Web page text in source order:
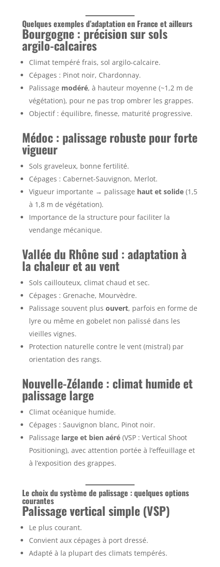
Quelques exemples d’adaptation en France et ailleurs
Bourgogne : précision sur sols
argilo-calcaires
Climat tempéré frais, sol argilo-calcaire.
Cépages : Pinot noir, Chardonnay.
Palissage modéré, à hauteur moyenne (~1,2 m de
végétation), pour ne pas trop ombrer les grappes.
Objectif : équilibre, finesse, maturité progressive.
Médoc : palissage robuste pour forte
vigueur
Sols graveleux, bonne fertilité.
Cépages : Cabernet-Sauvignon, Merlot.
Vigueur importante → palissage haut et solide(1,5
à 1,8 m de végétation).
Importance de la structure pour faciliter la
vendange mécanique.
Vallée du Rhône sud : adaptation à
la chaleur et au vent
Sols caillouteux, climat chaud et sec.
Cépages : Grenache, Mourvèdre.
Palissage souvent plus ouvert, parfois en forme de
lyre ou même en gobelet non palissé dans les
vieilles vignes.
Protection naturelle contre le vent (mistral) par
orientation des rangs.
Nouvelle-Zélande : climat humide et
palissage large
Climat océanique humide.
Cépages : Sauvignon blanc, Pinot noir.
Palissage large et bien aéré(VSP : Vertical Shoot
Positioning), avec attention portée à l’effeuillage et
à l’exposition des grappes.
Le choix du système de palissage : quelques options
courantes
Palissage vertical simple (VSP)
Le plus courant.
Convient aux cépages à port dressé.
Adapté à la plupart des climats tempérés.